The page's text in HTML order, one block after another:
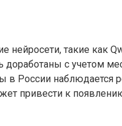
такие как
с учетом
наблюдается
привести к